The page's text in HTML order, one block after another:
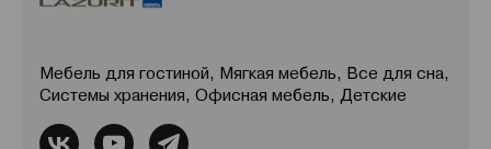
Мебель для гостиной, Мягкая мебель, Все для сна,
Системы хранения, Офисная мебель, Детские